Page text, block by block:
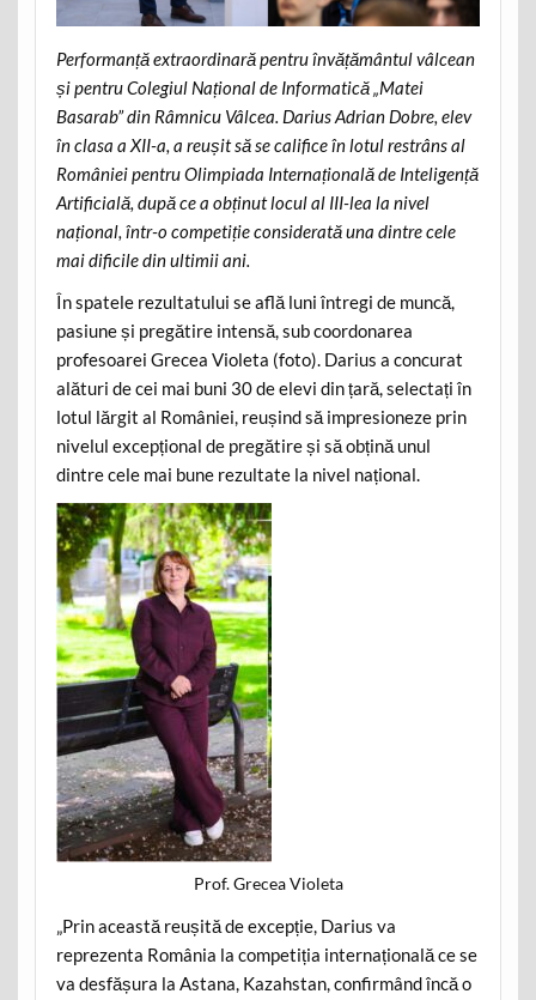
Performanță extraordinară pentru învățământul vâlcean
și pentru Colegiul Național de Informatică „Matei
Basarab” din Râmnicu Vâlcea. Darius Adrian Dobre, elev
în clasa a XII-a, a reușit să se califice în lotul restrâns al
României pentru Olimpiada Internațională de Inteligență
Artificială, după ce a obținut locul al III-lea la nivel
național, într-o competiție considerată una dintre cele
mai dificile din ultimii ani.
În spatele rezultatului se află luni întregi de muncă,
pasiune și pregătire intensă, sub coordonarea
profesoarei Grecea Violeta (foto). Darius a concurat
alături de cei mai buni 30 de elevi din țară, selectați în
lotul lărgit al României, reușind să impresioneze prin
nivelul excepțional de pregătire și să obțină unul
dintre cele mai bune rezultate la nivel național.
Prof. Grecea Violeta
„Prin această reușită de excepție, Darius va
reprezenta România la competiția internațională ce se
va desfășura la Astana, Kazahstan, confirmând încă o